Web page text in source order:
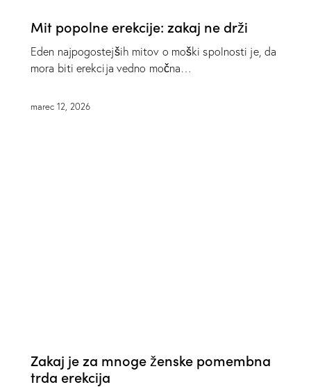
Mit popolne erekcije: zakaj ne drži
Eden najpogostejših mitov o moški spolnosti je, da
mora biti erekcija vedno močna…
marec 12, 2026
Zakaj je za mnoge ženske pomembna
trda erekcija